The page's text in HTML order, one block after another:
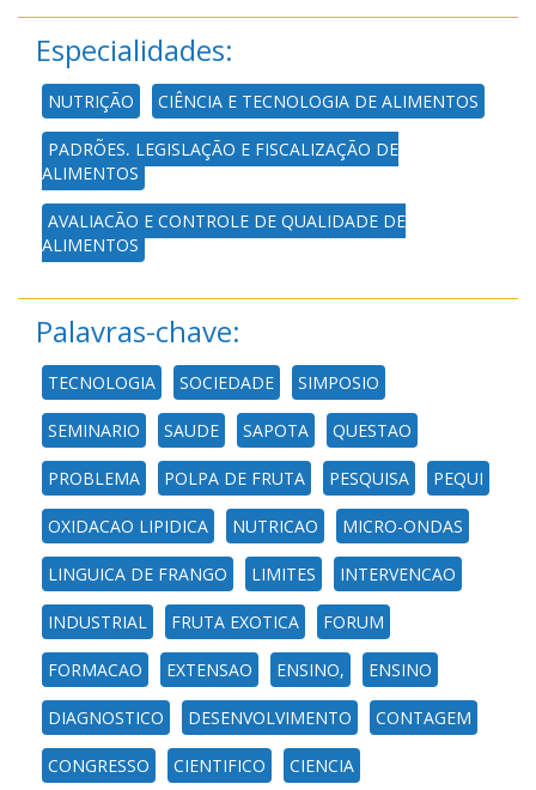
Especialidades:
NUTRIÇÃO CIÊNCIA E TECNOLOGIA DE ALIMENTOS
PADRÕES, LEGISLAÇÃO E FISCALIZAÇÃO DE
ALIMENTOS
AVALIAÇÃO E CONTROLE DE QUALIDADE DE
ALIMENTOS
Palavras-chave:
TECNOLOGIA SOCIEDADE SIMPOSIO
SEMINARIO SAUDE SAPOTA QUESTAO
PROBLEMA POLPA DE FRUTA PESQUISA PEQUI
OXIDACAO LIPIDICA NUTRICAO MICRO-ONDAS
LINGUICA DE FRANGO LIMITES INTERVENCAO
INDUSTRIAL FRUTA EXOTICA FORUM
FORMACAO EXTENSAO ENSINO, ENSINO
DIAGNOSTICO DESENVOLVIMENTO CONTAGEM
CONGRESSO CIENTIFICO CIENCIA